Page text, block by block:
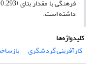
داشته است.
کلیدواژه‌ها
کارآفرینی گردشگری